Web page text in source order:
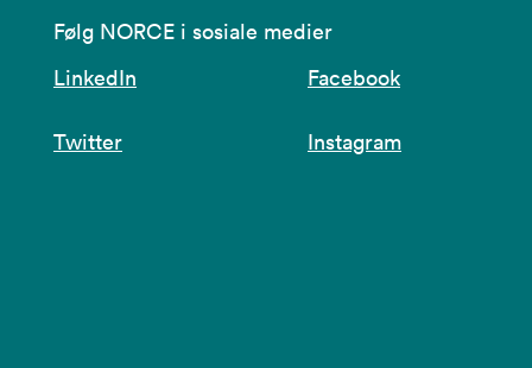
Følg NORCE i sosiale medier
LinkedIn
Facebook
Twitter Instagram